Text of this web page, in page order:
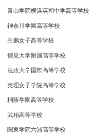
青山学院横浜英和中学高等学校
神奈川学園高等学校
白鵬女子高等学校
鶴見大学附属高等学校
法政大学国際高等学校
英理女子学院高等学校
桐蔭学園高等学校
武相高等学校
関東学院六浦高等学校